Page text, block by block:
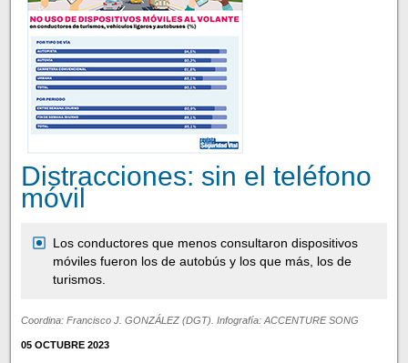
Distracciones: sin el teléfono
móvil
Los conductores que menos consultaron dispositivos
móviles fueron los de autobús y los que más, los de
turismos.
Coordina: Francisco J. GONZÁLEZ (DGT). Infografía: ACCENTURE SONG
05 OCTUBRE 2023